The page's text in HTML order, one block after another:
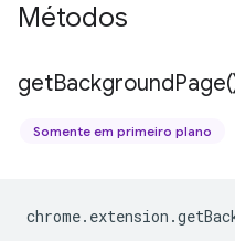
Métodos
getBackgroundPage(
Somente em primeiro plano
chrome. extension .